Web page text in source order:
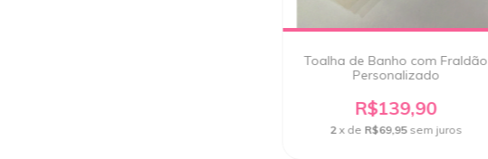
Toalha de Banho com Fraldão
Personalizado
R$139,90
2 x de R$69,95 sem juros